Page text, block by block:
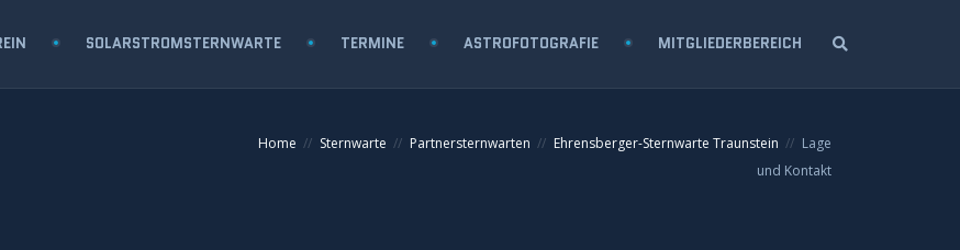
SOLARSTROMSTERNWARTE TERMINE ASTROFOTOGRAFIE MITGLIEDERBEREICH
Home Sternwarte Partnersternwarten Ehrensberger-Sternwarte Traunstein
Lage
und Kontakt